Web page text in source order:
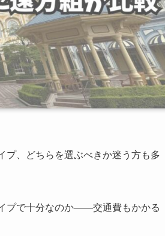
プ、どちらを選ぶべきか迷う方も多
プで十分なのか——交通費もかかる